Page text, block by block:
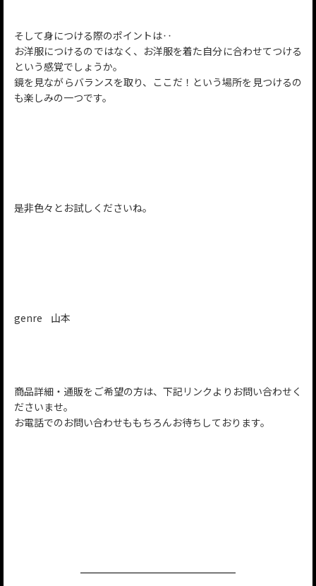
そして身につける際のポイントは‥
お洋服につけるのではなく、お洋服を着た自分に合わせてつける
という感覚でしょうか。
鏡を見ながらバランスを取り、ここだ！という場所を見つけるの
も楽しみの一つです。
是非色々とお試しくださいね。
genre 山本
商品詳細・通販をご希望の方は、下記リンクよりお問い合わせく
ださいませ。
お電話でのお問い合わせももちろんお待ちしております。